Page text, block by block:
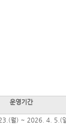
운영기간
월) ~ 2026. 4. 5.(